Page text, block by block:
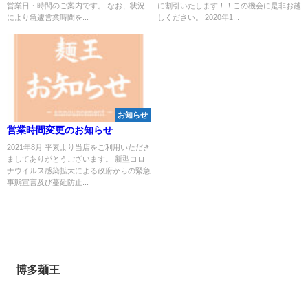
営業日・時間のご案内です。 なお、状況
により急遽営業時間を...
に割引いたします！！この機会に是非お越
しください。 2020年1...
お知らせ
営業時間変更のお知らせ
2021年8月 平素より当店をご利用いただき
ましてありがとうございます。 新型コロ
ナウイルス感染拡大による政府からの緊急
事態宣言及び蔓延防止...
博多麺王